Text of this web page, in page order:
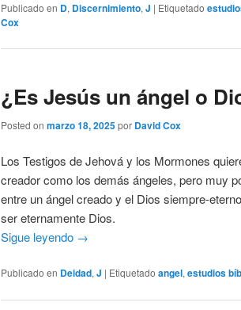
Publicado en D, Discernimiento, J | Etiquetado
Cox
¿Es Jesús un ángel o
Posted on marzo 18, 2025por David Cox
Los Testigos de Jehová y los Mormones
creador como los demás ángeles, pero muy
entre un ángel creado y el Dios siempre-
ser eternamente Dios.
Sigue leyendo →
Publicado en Deidad, J | Etiquetado angel, estudios